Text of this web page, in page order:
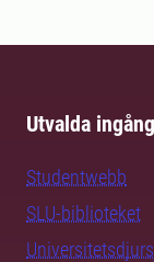
Utvalda
Studentwebb
SLU-biblioteket